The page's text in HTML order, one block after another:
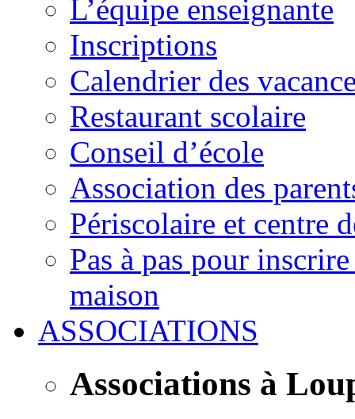
L’équipe enseignante
Inscriptions
Calendrier des
Restaurant scolaire
Conseil d’école
Association des
Périscolaire et centre
Pas à pas pour
maison
ASSOCIATIONS
Associations à